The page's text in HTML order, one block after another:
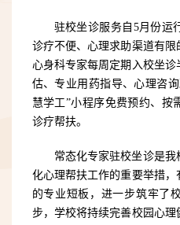
驻校坐诊服务自5月份运
诊疗不便、心理求助渠道有
心身科专家每周定期入校坐
估、专业用药指导、心理咨
慧学工”小程序免费预约、按
诊疗帮扶。
常态化专家驻校坐诊是
化心理帮扶工作的重要举措
的专业短板，进一步筑牢了
步，学校将持续完善校园心